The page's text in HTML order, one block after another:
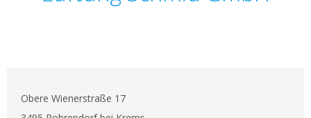
Obere Wienerstraße 17